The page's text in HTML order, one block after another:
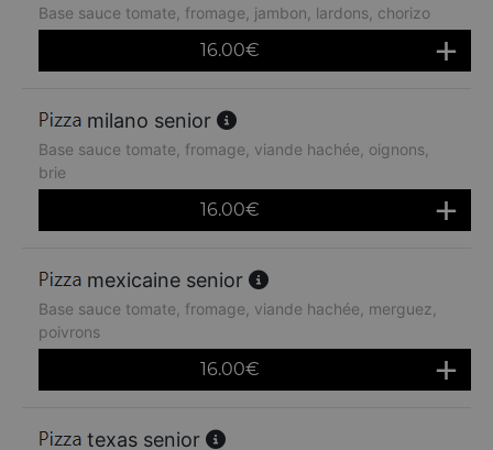
Base sauce tomate, fromage, jambon, lardons, chorizo
16.00€
milano senior
Base sauce tomate, fromage, viande hachée, oignons,
brie
16.00€
mexicaine senior
Base sauce tomate, fromage, viande hachée, merguez,
poivrons
16.00€
texas senior